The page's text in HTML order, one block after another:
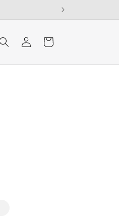
EinloggenWarenkorb